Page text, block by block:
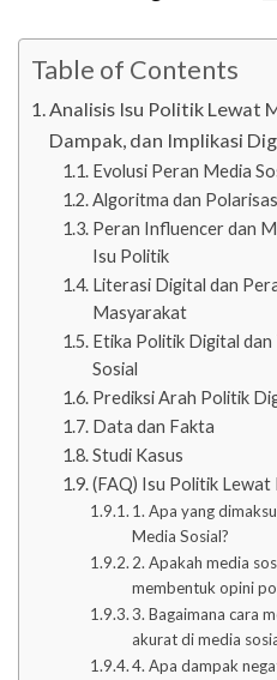
Table of Contents
Analisis Isu Politik Lewat
Dampak, dan Implikasi
Evolusi Peran Media
Algoritma dan
Peran Influencer dan
Isu Politik
Literasi Digital dan
Masyarakat
Etika Politik Digital
Sosial
Prediksi Arah Politik
Data dan Fakta
Studi Kasus
(FAQ) Isu Politik Lewat
1. Apa yang
Media Sosial?
2. Apakah media
membentuk opini
3. Bagaimana cara
akurat di media
4. Apa dampak